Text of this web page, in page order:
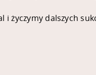
życzymy dalszych